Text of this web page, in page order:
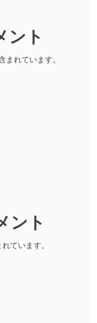
ント
れています。
ント
ています。